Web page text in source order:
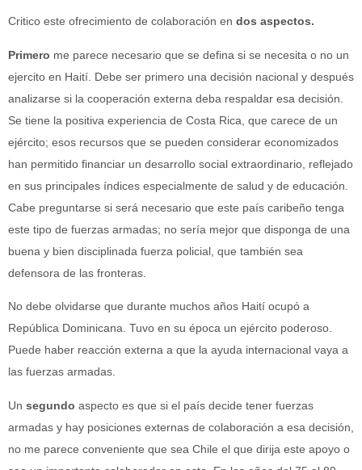
Critico este ofrecimiento de colaboración en dos aspectos.
Primero me parece necesario que se defina si se necesita o no un
ejercito en Haití. Debe ser primero una decisión nacional y después
analizarse si la cooperación externa deba respaldar esa decisión.
Se tiene la positiva experiencia de Costa Rica, que carece de un
ejército; esos recursos que se pueden considerar economizados
han permitido financiar un desarrollo social extraordinario, reflejado
en sus principales índices especialmente de salud y de educación.
Cabe preguntarse si será necesario que este país caribeño tenga
este tipo de fuerzas armadas; no sería mejor que disponga de una
buena y bien disciplinada fuerza policial, que también sea
defensora de las fronteras.
No debe olvidarse que durante muchos años Haití ocupó a
República Dominicana. Tuvo en su época un ejército poderoso.
Puede haber reacción externa a que la ayuda internacional vaya a
las fuerzas armadas.
Un segundo aspecto es que si el país decide tener fuerzas
armadas y hay posiciones externas de colaboración a esa decisión,
no me parece conveniente que sea Chile el que dirija este apoyo o